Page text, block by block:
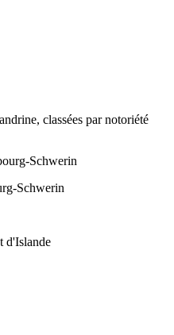
, classées par notoriété
Schwerin
d'Islande